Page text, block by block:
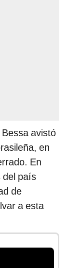
avistó
en
En
del país
de
a esta